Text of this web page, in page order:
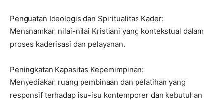
Penguatan Ideologis dan Spiritualitas Kader:
Menanamkan nilai-nilai Kristiani yang kontekstual dalam
proses kaderisasi dan pelayanan.
Peningkatan Kapasitas Kepemimpinan:
Menyediakan ruang pembinaan dan pelatihan yang
responsif terhadap isu-isu kontemporer dan kebutuhan